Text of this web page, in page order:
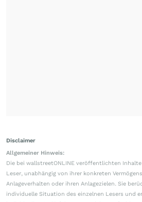
Disclaimer
Allgemeiner Hinweis:
Die bei wallstreetONLINE veröffentlichten
Leser, unabhängig von ihrer konkreten
Anlageverhalten oder ihren Anlagezielen. Sie
individuelle Situation des einzelnen Lesers und